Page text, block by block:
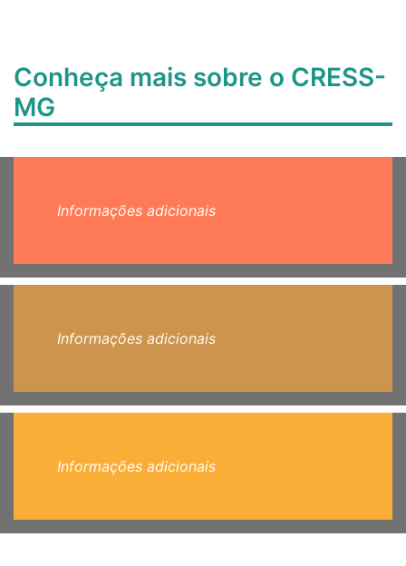
Conheça mais sobre o CRESS-
MG
Informações adicionais
Informações adicionais
Informações adicionais